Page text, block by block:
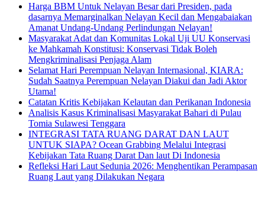
Harga BBM Untuk Nelayan Besar dari Presiden, pada
dasarnya Memarginalkan Nelayan Kecil dan Mengabaiakan
Amanat Undang-Undang Perlindungan Nelayan!
Masyarakat Adat dan Komunitas Lokal Uji UU Konservasi
ke Mahkamah Konstitusi: Konservasi Tidak Boleh
Mengkriminalisasi Penjaga Alam
Selamat Hari Perempuan Nelayan Internasional, KIARA:
Sudah Saatnya Perempuan Nelayan Diakui dan Jadi Aktor
Utama!
Catatan Kritis Kebijakan Kelautan dan Perikanan Indonesia
Analisis Kasus Kriminalisasi Masyarakat Bahari di Pulau
Tomia Sulawesi Tenggara
INTEGRASI TATA RUANG DARAT DAN LAUT
UNTUK SIAPA? Ocean Grabbing Melalui Integrasi
Kebijakan Tata Ruang Darat Dan laut Di Indonesia
Refleksi Hari Laut Sedunia 2026: Menghentikan Perampasan
Ruang Laut yang Dilakukan Negara